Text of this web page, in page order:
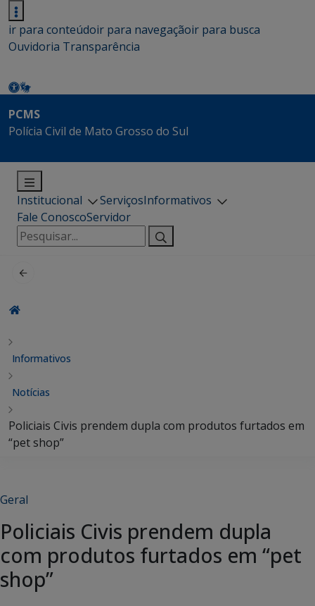
ir para conteúdoir para navegaçãoir para busca
Ouvidoria Transparência
PCMS
Polícia Civil de Mato Grosso do Sul
Institucional ServiçosInformativos
Fale ConoscoServidor
Pesquisar
por:
Informativos
Notícias
Policiais Civis prendem dupla com produtos furtados em
“pet shop”
Geral
Policiais Civis prendem dupla
com produtos furtados em “pet
shop”